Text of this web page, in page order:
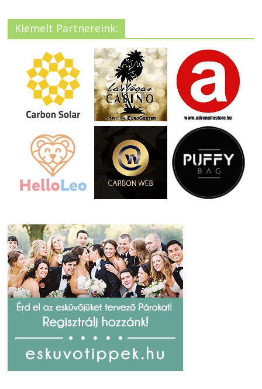
Kiemelt Partnereink: